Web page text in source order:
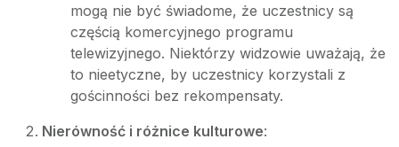
mogą nie być świadome, że uczestnicy są
częścią komercyjnego programu
telewizyjnego. Niektórzy widzowie uważają, że
to nieetyczne, by uczestnicy korzystali z
gościnności bez rekompensaty.
Nierówność i różnice kulturowe: